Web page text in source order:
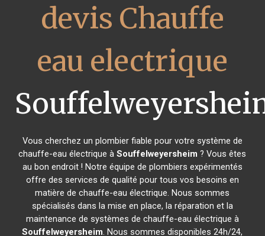
devis Chauffe
eau electrique
Vous cherchez un plombier fiable pour votre système de
chauffe-eau électrique àSouffelweyersheim ? Vous êtes
au bon endroit ! Notre équipe de plombiers expérimentés
offre des services de qualité pour tous vos besoins en
matière de chauffe-eau électrique. Nous sommes
spécialisés dans la mise en place, la réparation et la
maintenance de systèmes de chauffe-eau électrique à
Souffelweyersheim. Nous sommes disponibles 24h/24,